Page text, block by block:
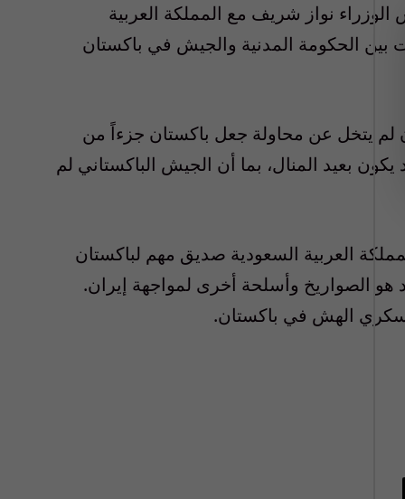
نواز شريف مع المملكة العربية
بين الحكومة المدنية والجيش في باكستان
لم يتخل عن محاولة جعل باكستان جزءاً من
بعيد المنال، بما أن الجيش الباكستاني لم
العربية السعودية صديق مهم لباكستان
هو الصواريخ وأسلحة أخرى لمواجهة إيران.
الهش في باكستان.